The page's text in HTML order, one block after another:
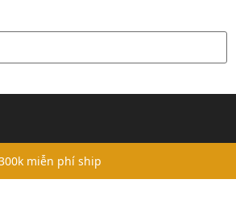
miễn phí ship